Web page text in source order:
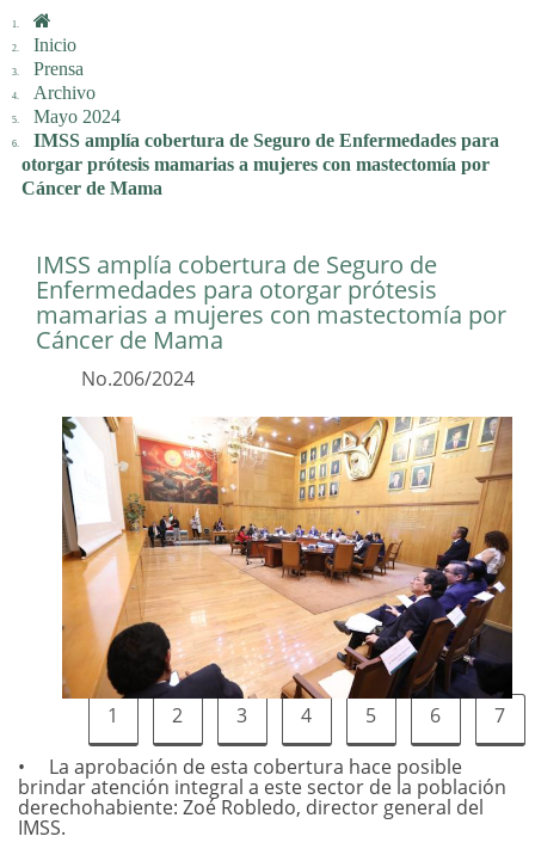
Inicio
Prensa
Archivo
Mayo 2024
IMSS amplía cobertura de Seguro de Enfermedades para
otorgar prótesis mamarias a mujeres con mastectomía por
Cáncer de Mama
IMSS amplía cobertura de Seguro de
Enfermedades para otorgar prótesis
mamarias a mujeres con mastectomía por
Cáncer de Mama
No.206/2024
1 2 3 4 5 6
7
La aprobación de esta cobertura hace posible
brindar atención integral a este sector de la población
derechohabiente: Zoé Robledo, director general del
IMSS.